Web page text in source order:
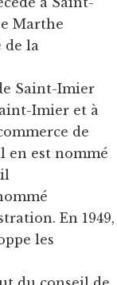
Marthe
de la
Saint-Imier
Imier et à
de
en est nommé
En 1949,
les